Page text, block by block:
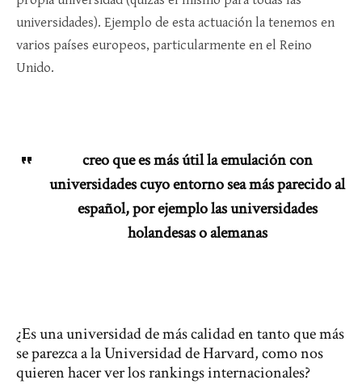
universidades). Ejemplo de esta actuación la tenemos en
varios países europeos, particularmente en el Reino
Unido.
creo que es más útil la emulación con
universidades cuyo entorno sea más parecido al
español, por ejemplo las universidades
holandesas o alemanas
¿Es una universidad de más calidad en tanto que más
se parezca a la Universidad de Harvard, como nos
quieren hacer ver los rankings internacionales?